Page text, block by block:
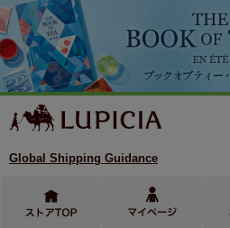
Global Shipping Guidance